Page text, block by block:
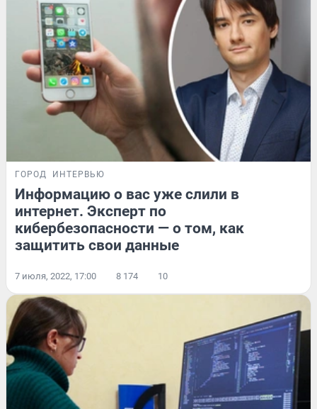
ГОРОД ИНТЕРВЬЮ
Информацию о вас уже слили в
интернет. Эксперт по
кибербезопасности — о том, как
защитить свои данные
7 июля, 2022, 17:00 8 174 10